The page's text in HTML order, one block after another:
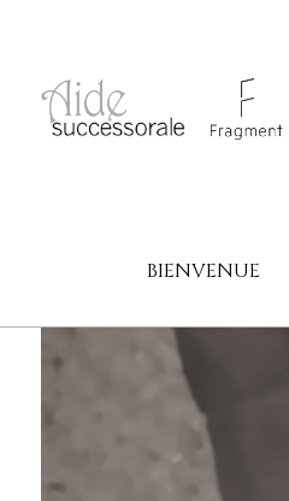
BIENVENUE